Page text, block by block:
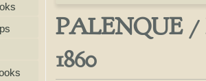
PALENQUE /
1860